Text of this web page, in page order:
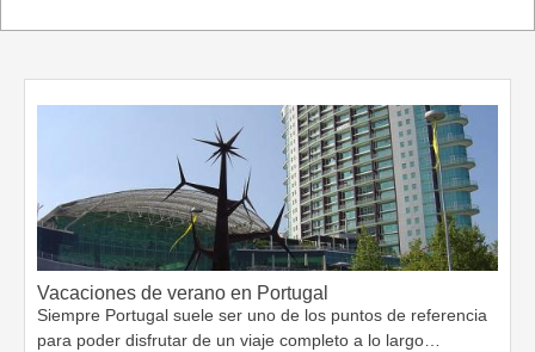
Vacaciones de verano en Portugal
Siempre Portugal suele ser uno de los puntos de referencia
para poder disfrutar de un viaje completo a lo largo…